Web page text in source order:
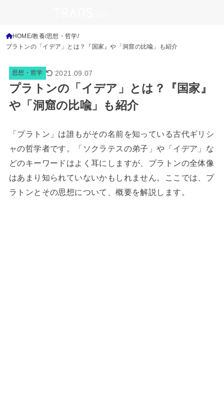
HOME 教養 思想・哲学
プラトンの「イデア」とは？『国家』や「洞窟の比喩」も紹介
思想・哲学 2021.09.07
プラトンの「イデア」とは？『国家』
や「洞窟の比喩」も紹介
「プラトン」は誰もがその名前を知っている古代ギリシ
ャの哲学者です。「ソクラテスの弟子」や「イデア」な
どのキーワードはよく耳にしますが、プラトンの全体像
はあまり知られていないかもしれません。ここでは、プ
ラトンとその思想について、概要を解説します。